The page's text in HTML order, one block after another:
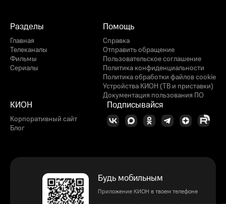
Разделы
Главная
Телеканалы
Фильмы
Сериалы
Помощь
Справка
Отправить обращение
Пользовательское соглашение
Политика конфиденциальности
Политика обработки файлов cookie
Устройства КИОН (ТВ и приставки)
Документация пользования ПО
КИОН
Корпоративный сайт
Блог
Подписывайся
Будь мобильным
Приложение КИОН в твоем телефоне